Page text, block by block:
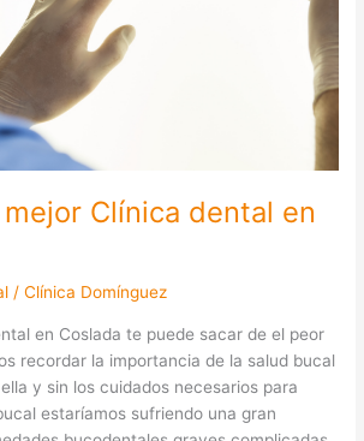
mejor Clínica dental en
/Clínica Domínguez
en Coslada te puede sacar de el peor
recordar la importancia de la salud bucal
y sin los cuidados necesarios para
estaríamos sufriendo una gran